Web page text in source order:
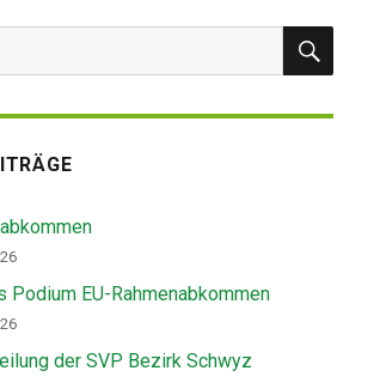
Podium EU-Rahmenabkommen
der SVP Bezirk Schwyz